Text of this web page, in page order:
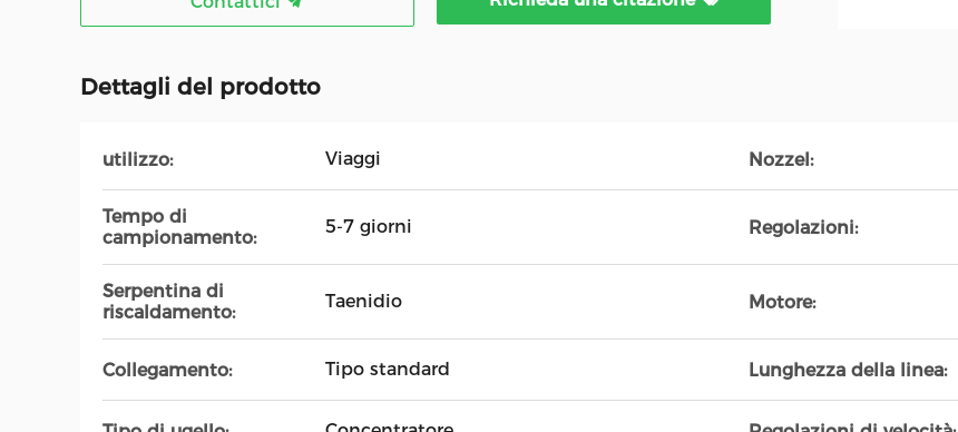
Dettagli del prodotto
utilizzo: Viaggi Nozzel:
Tempo di
campionamento:
5-7 giorni Regolazioni:
Serpentina di
riscaldamento:
Taenidio Motore:
Collegamento: Tipo standard Lunghezza della linea: